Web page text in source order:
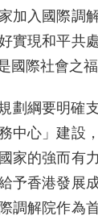
加入國際調
實現和平共
國際社會之福
劃綱要明確
中心」建設
家的強而有
予香港發展
調解院作為